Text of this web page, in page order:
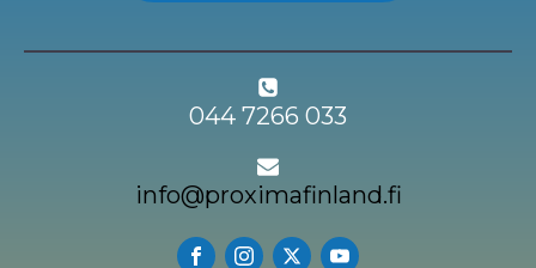
044 7266 033
info@proximafinland.fi